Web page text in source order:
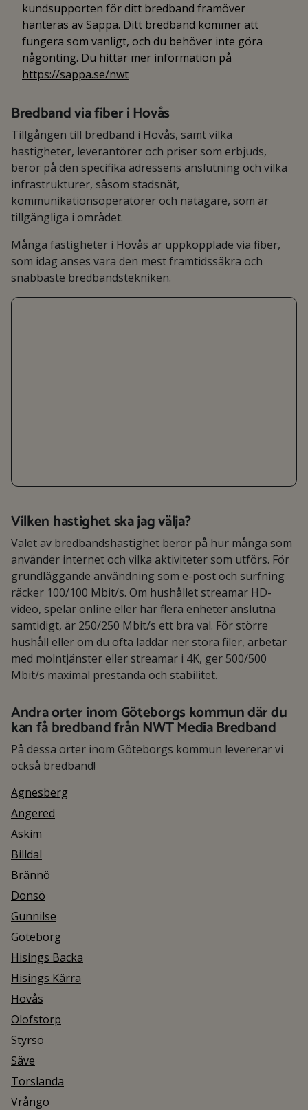
kundsupporten för ditt bredband framöver
hanteras av Sappa. Ditt bredband kommer att
fungera som vanligt, och du behöver inte göra
någonting. Du hittar mer information på
https://sappa.se/nwt
Bredband via fiber i Hovås
Tillgången till bredband i Hovås, samt vilka
hastigheter, leverantörer och priser som erbjuds,
beror på den specifika adressens anslutning och vilka
infrastrukturer, såsom stadsnät,
kommunikationsoperatörer och nätägare, som är
tillgängliga i området.
Många fastigheter i Hovås är uppkopplade via fiber,
som idag anses vara den mest framtidssäkra och
snabbaste bredbandstekniken.
Vilken hastighet ska jag välja?
Valet av bredbandshastighet beror på hur många som
använder internet och vilka aktiviteter som utförs. För
grundläggande användning som e-post och surfning
räcker 100/100 Mbit/s. Om hushållet streamar HD-
video, spelar online eller har flera enheter anslutna
samtidigt, är 250/250 Mbit/s ett bra val. För större
hushåll eller om du ofta laddar ner stora filer, arbetar
med molntjänster eller streamar i 4K, ger 500/500
Mbit/s maximal prestanda och stabilitet.
Andra orter inom Göteborgs kommun där du
kan få bredband från NWT Media Bredband
På dessa orter inom Göteborgs kommun levererar vi
också bredband!
Agnesberg
Angered
Askim
Billdal
Brännö
Donsö
Gunnilse
Göteborg
Hisings Backa
Hisings Kärra
Hovås
Olofstorp
Styrsö
Säve
Torslanda
Vrångö